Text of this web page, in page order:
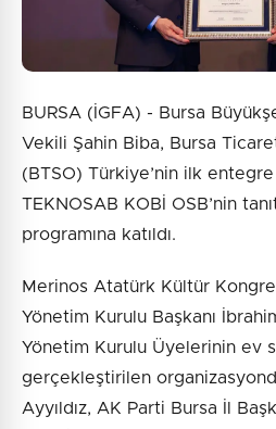
BURSA (İGFA) - Bursa
Vekili Şahin Biba, Bursa Ticaret
(BTSO) Türkiye’nin ilk
TEKNOSAB KOBİ OSB’nin
programına katıldı.
Merinos Atatürk Kültür
Yönetim Kurulu Başkanı
Yönetim Kurulu Üyelerinin ev
gerçekleştirilen
Ayyıldız, AK Parti Bursa İl